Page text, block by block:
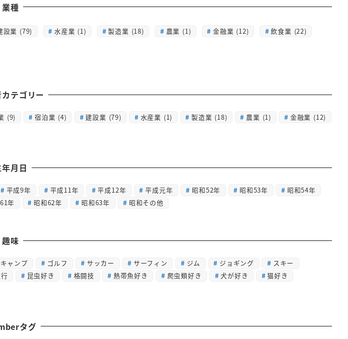
業種
設業 (79) 水産業 (1) 製造業 (18) 農業 (1) 金融業 (12)
飲食業 (22)
テゴリー
(9) 宿泊業 (4) 建設業 (79) 水産業 (1) 製造業 (18) 農業 (1) 金融業 (12)
月日
平成9年 平成11年 平成12年 平成元年 昭和52年 昭和53年
昭和54年
年 昭和62年 昭和63年 昭和その他
趣味
キャンプ ゴルフ サッカー サーフィン ジム ジョギング
スキー
昆虫好き 格闘技 熱帯魚好き 爬虫類好き 犬が好き
猫好き
タグ